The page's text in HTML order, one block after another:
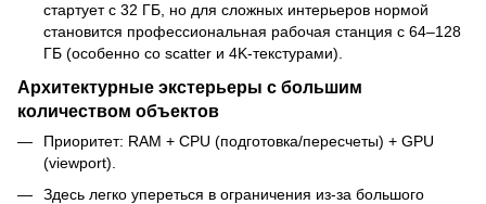
стартует с 32 ГБ, но для сложных интерьеров нормой
становится профессиональная рабочая станция с 64–128
ГБ (особенно со scatter и 4K-текстурами).
Архитектурные экстерьеры с большим
количеством объектов
Приоритет: RAM + CPU (подготовка/пересчеты) + GPU
(viewport).
Здесь легко упереться в ограничения из-за большого